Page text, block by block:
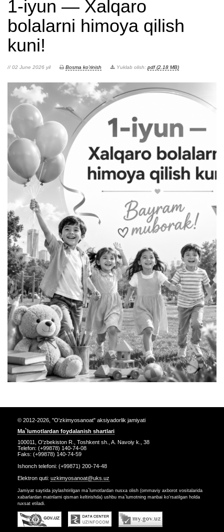
1-iyun — Xalqaro
bolalarni himoya qilish
kuni!
// 02 June 2026 yil Bosma ko'rinish Yuklab olish: pdf (2.18 MB)
© 2012-2026, "O'zkimyosanoat" aksiyadorlik jamiyati
Ma`lumotlardan foydalanish shartlari
100011, O'zbekiston R., Toshkent sh., A. Navoiy k., 38
Telefon: (+99878) 140-74-08
Faks: (+99878) 140-74-59
Ishonch telefoni: (+99871) 200-74-48
Elektron quti: uzkimyosanoat@uks.uz
Jamiyat saytida joylashtirilgan ma`lumotlardan nusxa olish (ommaviy axborot vositalarida
xabarlardan matnlarni qisman keltirishda) ushbu ma`lumotning manbai ko'rsatilgan holda
ruxsat etiladi.